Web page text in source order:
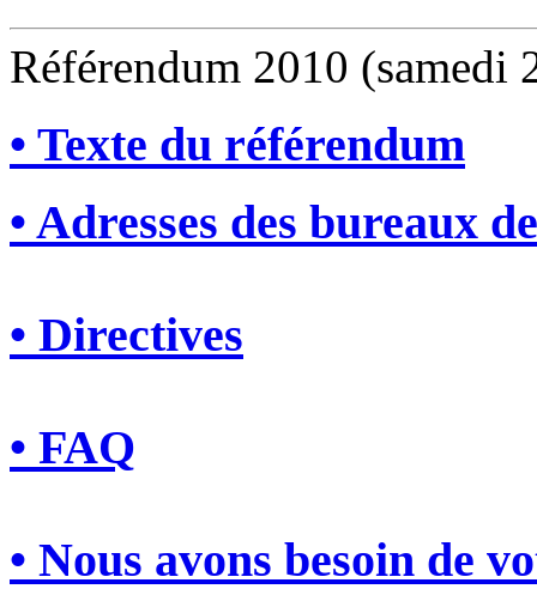
Référendum 2010 (samedi
• Texte du référendum
• Adresses des bureaux
• Directives
• FAQ
• Nous avons besoin de